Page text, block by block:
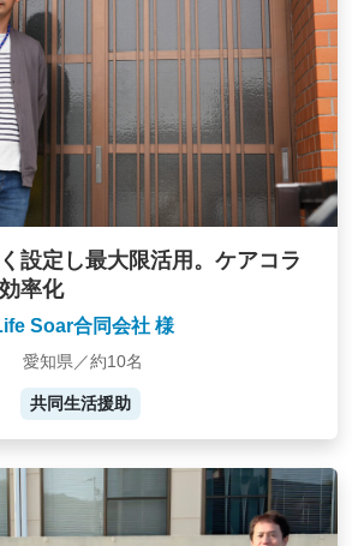
設定し最大限活用。ケアコラ
率化
Soar合同会社 様
愛知県／約10名
共同生活援助